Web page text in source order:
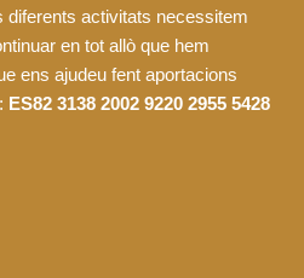
diferents activitats necessitem
en tot allò que hem
ens ajudeu fent aportacions
ES82 3138 2002 9220 2955 5428